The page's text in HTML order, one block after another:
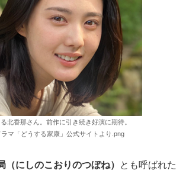
北香那さん。前作に引き続き好演に期待。
ラマ「どうする家康」公式サイトより.png
（にしのこおりのつぼね）
とも呼ばれた